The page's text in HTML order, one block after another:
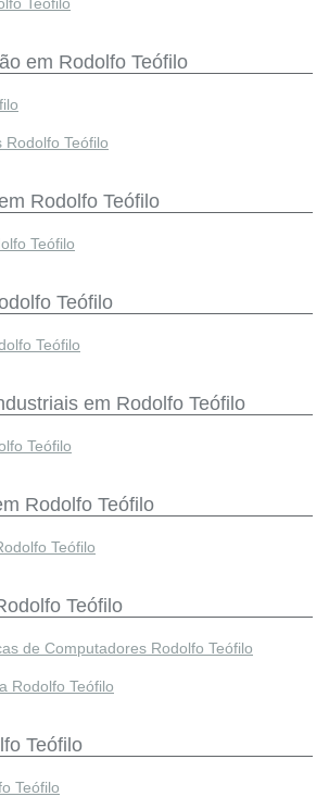
em Rodolfo Teófilo
Rodolfo Teófilo
Rodolfo Teófilo
Teófilo
Teófilo
Teófilo
em Rodolfo Teófilo
Teófilo
Rodolfo Teófilo
Teófilo
Teófilo
de Computadores Rodolfo Teófilo
Rodolfo Teófilo
Teófilo
Teófilo